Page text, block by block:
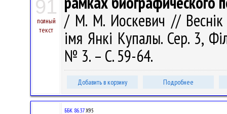
91
полный
текст
/ М. М. Иоскевич // Веснік
імя Янкі Купалы. Сер. 3,
№ 3. – С. 59-64.
Добавить в корзину Подробнее
ББК 86.37Х95